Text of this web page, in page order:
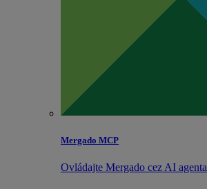
Mergado MCP
Ovládajte Mergado cez AI agenta